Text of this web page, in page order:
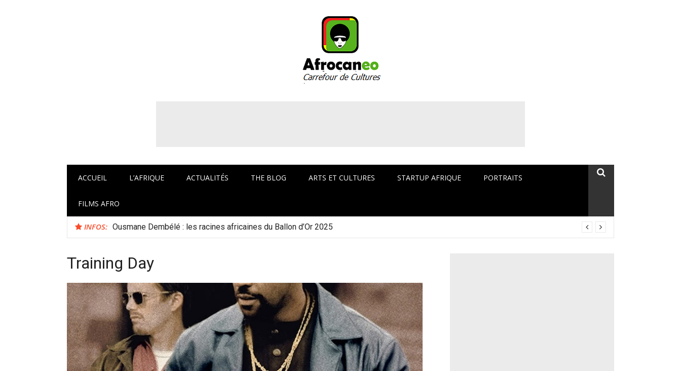
ACCUEIL L’AFRIQUE ACTUALITÉS THE BLOG ARTS ET CULTURES STARTUP AFRIQUE PORTRAITS
FILMS AFRO
INFOS: Michelle Obama a-t-elle des racines en Guinée ?
Training Day